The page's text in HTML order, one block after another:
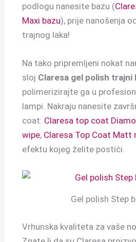
podlogu nanesite bazu (
Maxi bazu), prije nanošenja
trajnog laka!
Na tako pripremljeni nokat
sloj Claresa gel polish trajni
polimerizirajte ga u
lampi. Nakraju nanesite
coat: Claresa top coat
wipe, Claresa Top Coat Matt
efektu kojeg želite postići.
Gel polish Step
Vrhunska kvaliteta za vaše